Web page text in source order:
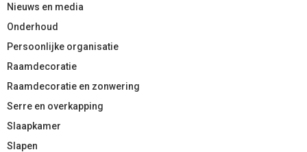
Nieuws en media
Onderhoud
Persoonlijke organisatie
Raamdecoratie
Raamdecoratie en zonwering
Serre en overkapping
Slaapkamer
Slapen